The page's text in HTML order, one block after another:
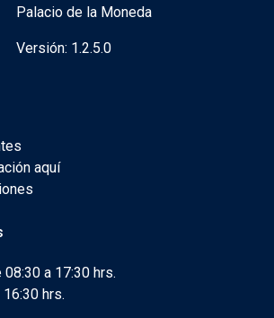
Palacio de la Moneda
Versión: 1.2.5.0
aquí
a 17:30 hrs.
hrs.